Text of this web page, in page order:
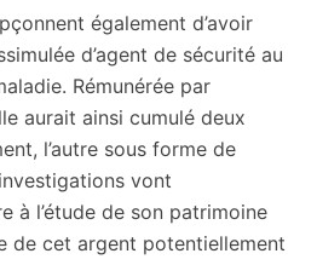
également d’avoir
d’agent de sécurité au
Rémunérée par
aurait ainsi cumulé deux
l’autre sous forme de
vont
à l’étude de son patrimoine
de cet argent potentiellement